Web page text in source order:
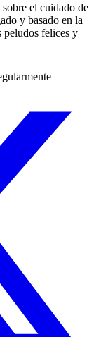
el cuidado de
y basado en la
peludos felices y